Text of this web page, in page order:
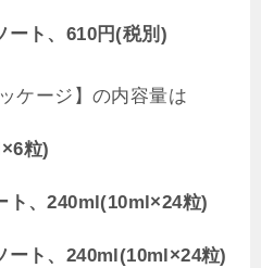
ート、610円(税別)
ケージ】の内容量は
粒)
ト、240ml(10ml×24粒)
ート、240ml(10ml×24粒)